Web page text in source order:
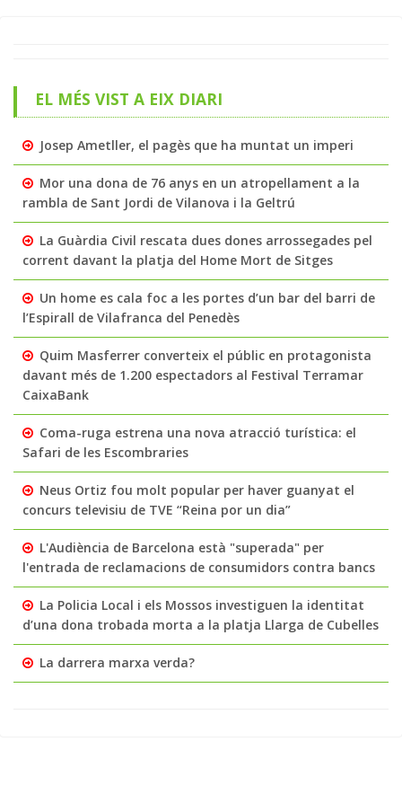
EL MÉS VIST A EIX DIARI
Josep Ametller, el pagès que ha muntat un imperi
Mor una dona de 76 anys en un atropellament a la
rambla de Sant Jordi de Vilanova i la Geltrú
La Guàrdia Civil rescata dues dones arrossegades pel
corrent davant la platja del Home Mort de Sitges
Un home es cala foc a les portes d’un bar del barri de
l’Espirall de Vilafranca del Penedès
Quim Masferrer converteix el públic en protagonista
davant més de 1.200 espectadors al Festival Terramar
CaixaBank
Coma-ruga estrena una nova atracció turística: el
Safari de les Escombraries
Neus Ortiz fou molt popular per haver guanyat el
concurs televisiu de TVE “Reina por un dia”
L'Audiència de Barcelona està "superada" per
l'entrada de reclamacions de consumidors contra bancs
La Policia Local i els Mossos investiguen la identitat
d’una dona trobada morta a la platja Llarga de Cubelles
La darrera marxa verda?